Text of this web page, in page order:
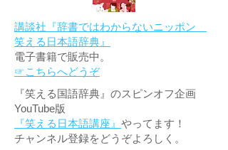
講談社『辞書ではわからないニッポン
笑える日本語辞典』
電子書籍で販売中。
☞こちらへどうぞ
『笑える国語辞典』のスピンオフ企画
YouTube版
『笑える日本語講座』 やってます！
チャンネル登録をどうぞよろしく。